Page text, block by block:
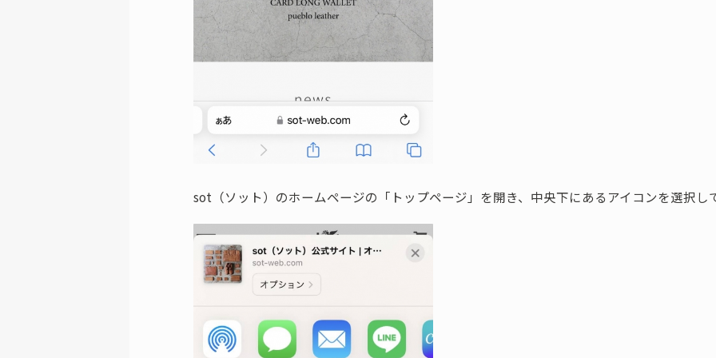
sot（ソット）のホームページの「トップページ」を開き、中央下にあるアイコンを選択し